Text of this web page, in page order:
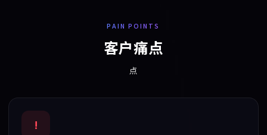
PAIN POINTS
客户痛点
点
!